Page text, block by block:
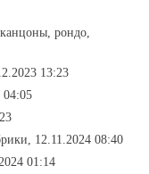
рондо,
13:23
04:05
12.11.2024 08:40
01:14